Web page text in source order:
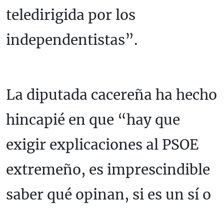
teledirigida por los
independentistas”.
La diputada cacereña ha hecho
hincapié en que “hay que
exigir explicaciones al PSOE
extremeño, es imprescindible
saber qué opinan, si es un sí o